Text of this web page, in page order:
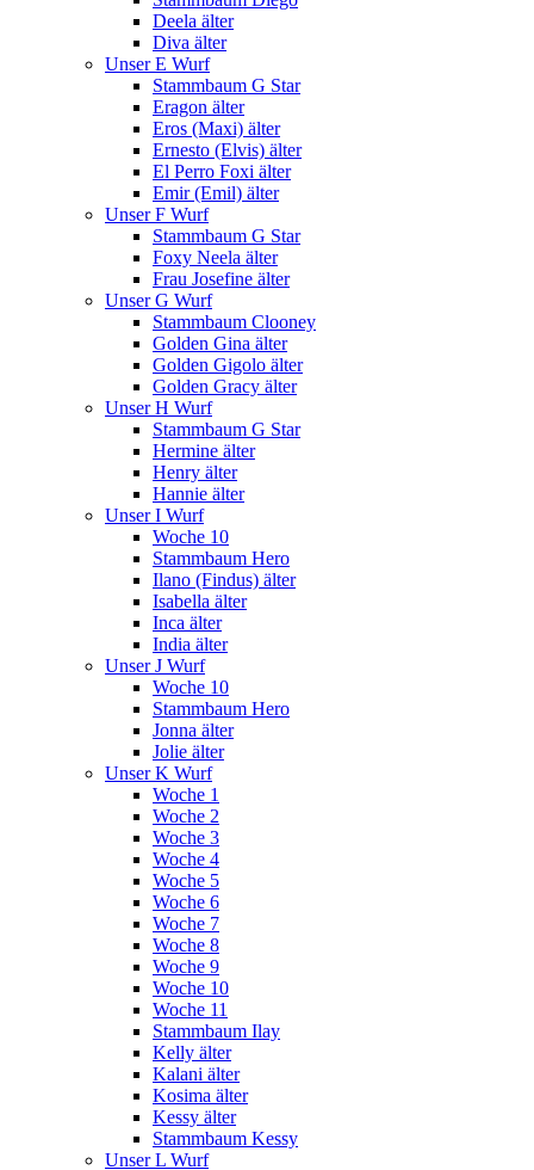
Deela älter
Diva älter
Unser E Wurf
Stammbaum G Star
Eragon älter
Eros (Maxi) älter
Ernesto (Elvis) älter
El Perro Foxi älter
Emir (Emil) älter
Unser F Wurf
Stammbaum G Star
Foxy Neela älter
Frau Josefine älter
Unser G Wurf
Stammbaum Clooney
Golden Gina älter
Golden Gigolo älter
Golden Gracy älter
Unser H Wurf
Stammbaum G Star
Hermine älter
Henry älter
Hannie älter
Unser I Wurf
Woche 10
Stammbaum Hero
Ilano (Findus) älter
Isabella älter
Inca älter
India älter
Unser J Wurf
Woche 10
Stammbaum Hero
Jonna älter
Jolie älter
Unser K Wurf
Woche 1
Woche 2
Woche 3
Woche 4
Woche 5
Woche 6
Woche 7
Woche 8
Woche 9
Woche 10
Woche 11
Stammbaum Ilay
Kelly älter
Kalani älter
Kosima älter
Kessy älter
Stammbaum Kessy
Unser L Wurf